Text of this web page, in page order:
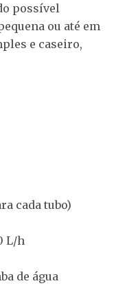
possível
ou até em
e caseiro,
cada tubo)
L/h
de água